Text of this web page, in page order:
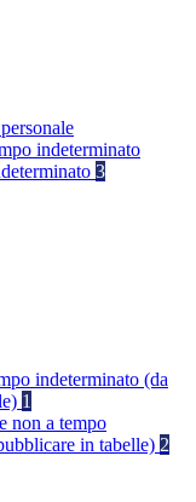
indeterminato
3
indeterminato (da
1
non a tempo
in tabelle) 2